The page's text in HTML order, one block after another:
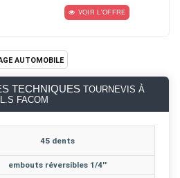
VOIR L'OFFRE
AUTOMOBILE
TECHNIQUES TOURNEVIS À
FACOM
45 dents
embouts réversibles 1/4''